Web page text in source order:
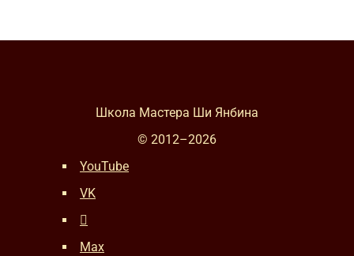
Школа Мастера Ши Янбина
© 2012–2026
YouTube
VK
Max